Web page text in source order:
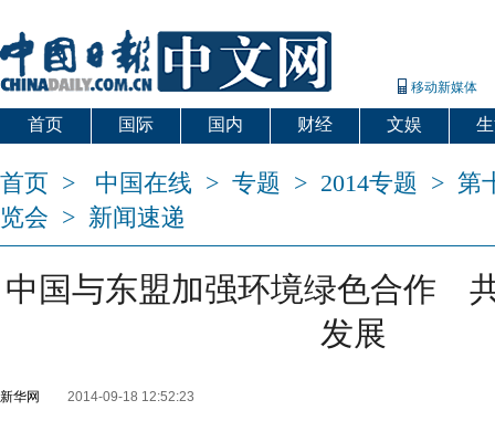
移动新媒体
首页 国际 国内 财经 文娱
首页 > 中国在线 > 专题 > 2014专题 > 第
览会 > 新闻速递
中国与东盟加强环境绿色合作
发展
新华网 2014-09-18 12:52:23